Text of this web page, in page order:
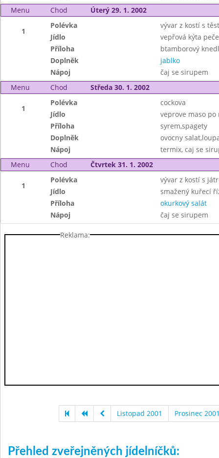
Menu
Chod Úterý 29. 1. 2002
1
Polévka
vývar z kostí s
Jídlo
vepřová kýta
Příloha
btamborový
Doplněk
jablko
Nápoj
čaj se sirupem
Menu
Chod Středa 30. 1. 2002
1
Polévka
cockova
Jídlo
veprove maso po
Příloha
syrem,spagety
Doplněk
ovocny
Nápoj
termix, caj se
Menu
Chod Čtvrtek 31. 1. 2002
1
Polévka
vývar z kostí s
Jídlo
smažený kuřecí
Příloha
okurkový salát
Nápoj
čaj se sirupem
Reklama:
Listopad 2001 Prosinec
Přehled zveřejněných jídelníčků: